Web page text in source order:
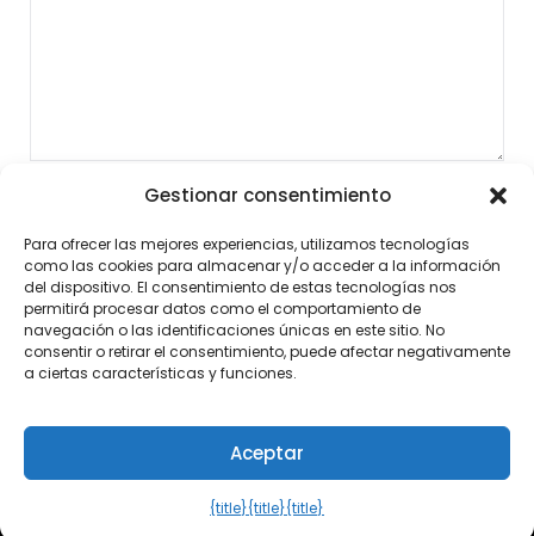
©2026 Noticias al Momento| Diseño:Tema de
WordPress Newspaperly
Gestionar consentimiento
Para ofrecer las mejores experiencias, utilizamos tecnologías
como las cookies para almacenar y/o acceder a la información
del dispositivo. El consentimiento de estas tecnologías nos
permitirá procesar datos como el comportamiento de
navegación o las identificaciones únicas en este sitio. No
consentir o retirar el consentimiento, puede afectar negativamente
a ciertas características y funciones.
Aceptar
{title}{title}{title}